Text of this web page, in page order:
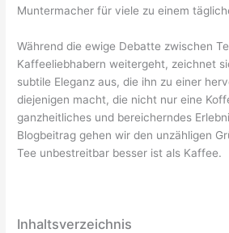
Muntermacher für viele zu einem
Während die ewige Debatte zwischen
Kaffeeliebhabern weitergeht, zeichnet
subtile Eleganz aus, die ihn zu einer
diejenigen macht, die nicht nur eine
ganzheitliches und bereicherndes
Blogbeitrag gehen wir den unzähligen
Tee unbestreitbar besser ist als Kaffee.
Inhaltsverzeichnis